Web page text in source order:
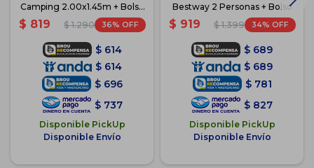
Camping 2.00x1.45m + Bolso
- Azul Claro
$ 819 $ 1.290 36
$ 614
$ 614
$ 696
$ 737
Disponible PickUp
Disponible Envío
Bestway 2 Personas + Bolso
$ 919 $ 1.399 34
$ 689
$ 689
$ 781
$ 827
Disponible PickUp
Disponible Envío